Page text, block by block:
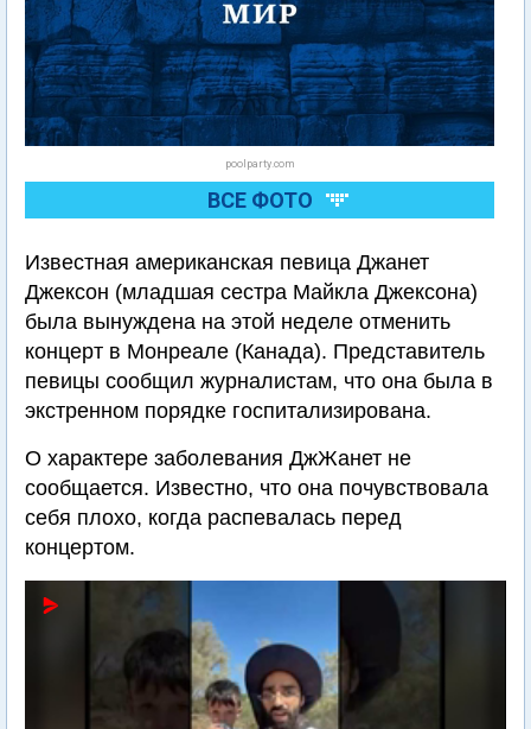
poolparty.com
ВСЕ ФОТО
Известная американская певица Джанет
Джексон (младшая сестра Майкла Джексона)
была вынуждена на этой неделе отменить
концерт в Монреале (Канада). Представитель
певицы сообщил журналистам, что она была в
экстренном порядке госпитализирована.
О характере заболевания ДжЖанет не
сообщается. Известно, что она почувствовала
себя плохо, когда распевалась перед
концертом.